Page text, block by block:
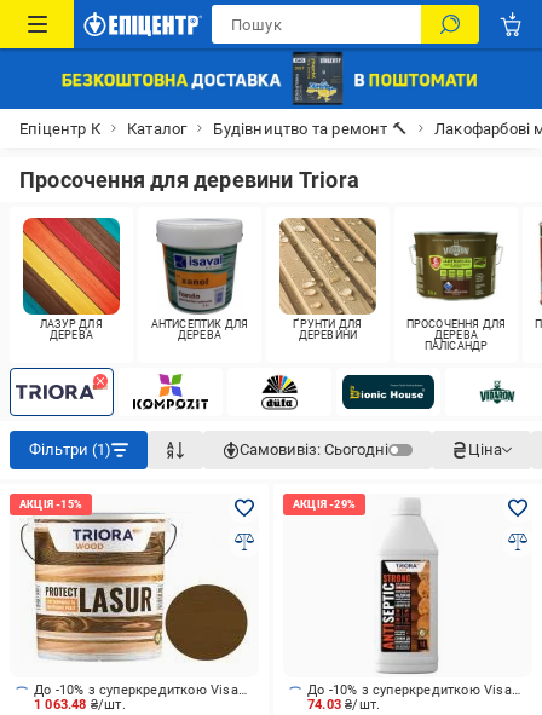
Епіцентр К Каталог Будівництво та ремонт 🔨 Лакофарбові
Просочення для деревини Triora
ЛАЗУР ДЛЯ
ДЕРЕВА
АНТИСЕПТИК ДЛЯ
ДЕРЕВА
ҐРУНТИ ДЛЯ
ДЕРЕВИНИ
ПРОСОЧЕННЯ ДЛЯ
ДЕРЕВА
ПАЛІСАНДР
Фільтри (1) Самовивіз: Сьогодні Ціна
1 063.48 ₴/шт.
До -10% з суперкредиткою Visa Вигода
74.03₴/шт.
До -10% з суперкредиткою Visa Вигода